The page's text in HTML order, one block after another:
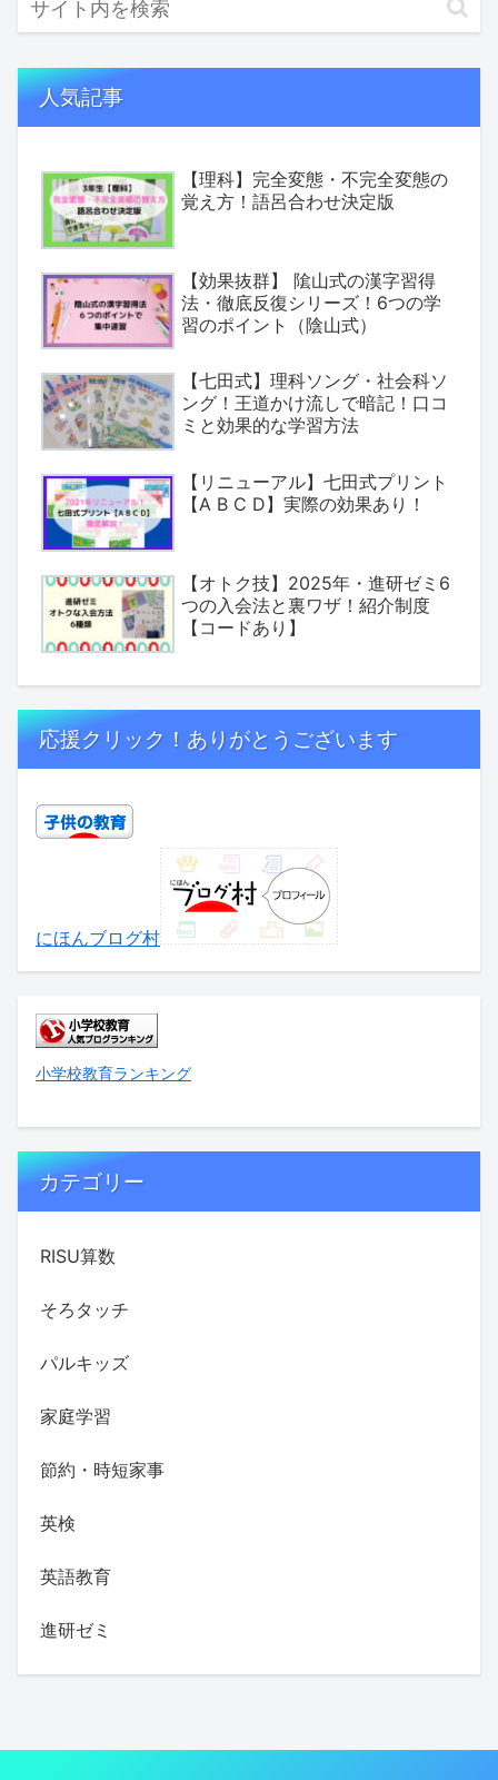
人気記事
【理科】完全変態・不完全変態の
覚え方！語呂合わせ決定版
【効果抜群】 隂山式の漢字習得
法・徹底反復シリーズ！6つの学
習のポイント（陰山式）
【七田式】理科ソング・社会科ソ
ング！王道かけ流しで暗記！口コ
ミと効果的な学習方法
【リニューアル】七田式プリント
【A B C D】実際の効果あり！
【オトク技】2025年・進研ゼミ6
つの入会法と裏ワザ！紹介制度
【コードあり】
応援クリック！ありがとうございます
にほんブログ村
小学校教育ランキング
カテゴリー
RISU算数
そろタッチ
パルキッズ
家庭学習
節約・時短家事
英検
英語教育
進研ゼミ